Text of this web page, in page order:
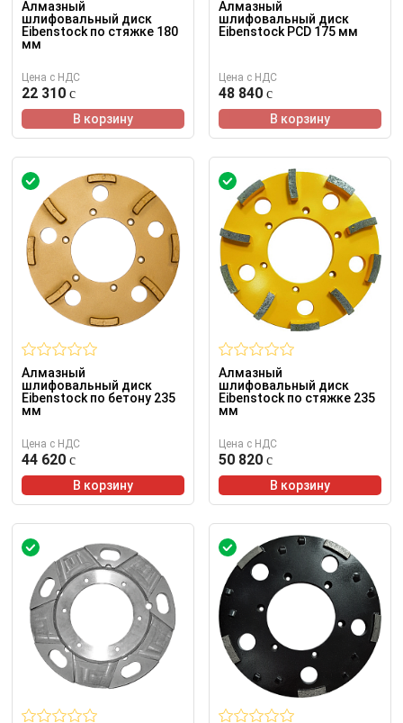
Алмазный
шлифовальный диск
Eibenstock по стяжке 180
мм
Цена с НДС
22 310
В корзину
Алмазный
шлифовальный диск
Eibenstock PCD 175 мм
Цена с НДС
48 840
В корзину
Алмазный
шлифовальный диск
Eibenstock по бетону 235
мм
Цена с НДС
44 620
В корзину
Алмазный
шлифовальный диск
Eibenstock по стяжке 235
мм
Цена с НДС
50 820
В корзину